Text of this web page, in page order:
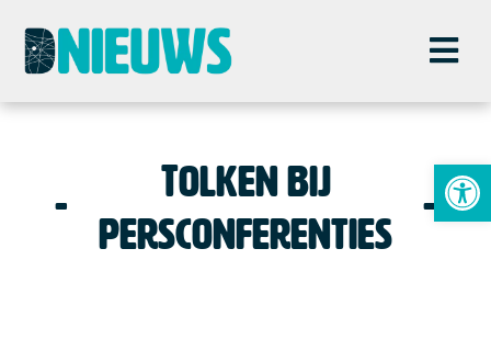
Tolken bij
persconferenties